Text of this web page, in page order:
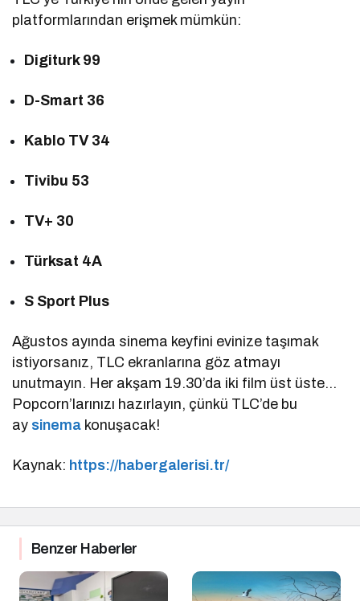
platformlarından erişmek mümkün:
Digiturk 99
D-Smart 36
Kablo TV 34
Tivibu 53
TV+ 30
Türksat 4A
S Sport Plus
Ağustos ayında sinema keyfini evinize taşımak
istiyorsanız, TLC ekranlarına göz atmayı
unutmayın. Her akşam 19.30’da iki film üst üste…
Popcorn’larınızı hazırlayın, çünkü TLC’de bu
ay sinema konuşacak!
Kaynak: https://habergalerisi.tr/
Benzer Haberler